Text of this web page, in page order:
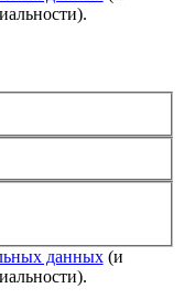
данных(и